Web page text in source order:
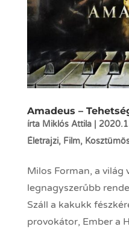
Amadeus –
írta Miklós Attila|
Életrajzi, Film,
Milos Forman, a világ
legnagyszerűbb
Száll a kakukk
provokátor, Ember a